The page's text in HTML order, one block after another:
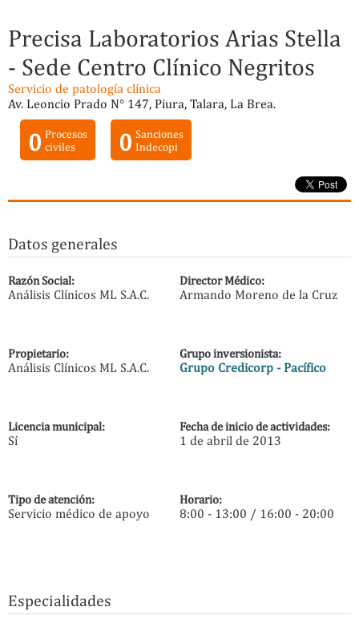
Precisa Laboratorios Arias Stella
- Sede Centro Clínico Negritos
Servicio de patología clínica
Av. Leoncio Prado N° 147, Piura, Talara, La Brea.
0 Procesos
civiles
0 Sanciones
Indecopi
Datos generales
Razón Social:
Análisis Clínicos ML S.A.C.
Director Médico:
Armando Moreno de la Cruz
Propietario:
Análisis Clínicos ML S.A.C.
Grupo inversionista:
Grupo Credicorp - Pacífico
Licencia municipal:
Sí
Fecha de inicio de actividades:
1 de abril de 2013
Tipo de atención:
Servicio médico de apoyo
Horario:
8:00 - 13:00 / 16:00 - 20:00
Especialidades